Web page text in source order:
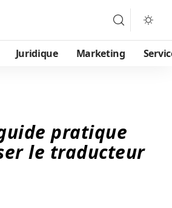
Juridique Marketing
pratique
le traducteur